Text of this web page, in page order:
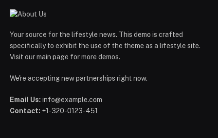
Your source for the lifestyle news. This demo is crafted
specifically to exhibit the use of the theme as a lifestyle site.
Visit our main page for more demos.
We're accepting new partnerships right now.
Email Us: info@example.com
Contact: +1-320-0123-451